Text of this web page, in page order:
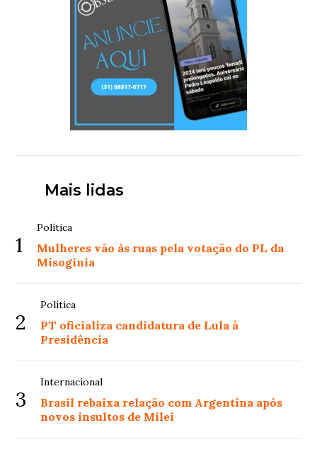
Mais lidas
1
Política
Mulheres vão às ruas pela votação do PL da
Misoginia
2
Política
PT oficializa candidatura de Lula à
Presidência
3
Internacional
Brasil rebaixa relação com Argentina após
novos insultos de Milei